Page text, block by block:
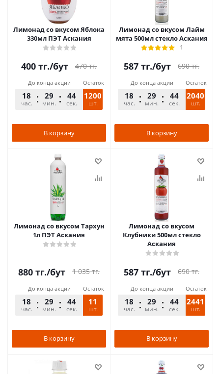
Лимонад со вкусом Яблока
330мл ПЭТ Аскания
400 тг./бут 470тг.
До конца акции
18
час.
29
мин.
44
сек.
Остаток
1200
шт.
В корзину
Лимонад со вкусом Лайм
мята 500мл стекло Аскания
1
587 тг./бут 690тг.
До конца акции
18
час.
29
мин.
44
сек.
Остаток
2040
шт.
В корзину
Лимонад со вкусом Тархун
1л ПЭТ Аскания
880 тг./бут 1 035тг.
До конца акции
18
час.
29
мин.
44
сек.
Остаток
11
шт.
В корзину
Лимонад со вкусом
Клубники 500мл стекло
Аскания
587 тг./бут 690тг.
До конца акции
18
час.
29
мин.
44
сек.
Остаток
2441
шт.
В корзину